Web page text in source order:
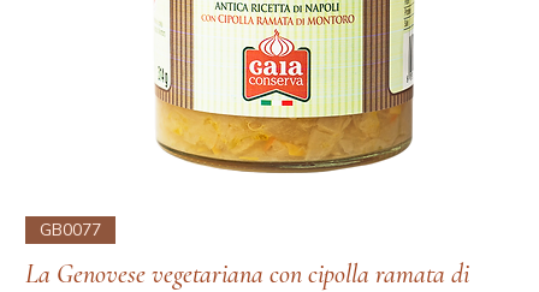
GB0077
La Genovese vegetariana con cipolla ramata di